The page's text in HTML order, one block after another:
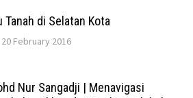
Tanah di Selatan Kota
20 February 2016
Nur Sangadji | Menavigasi